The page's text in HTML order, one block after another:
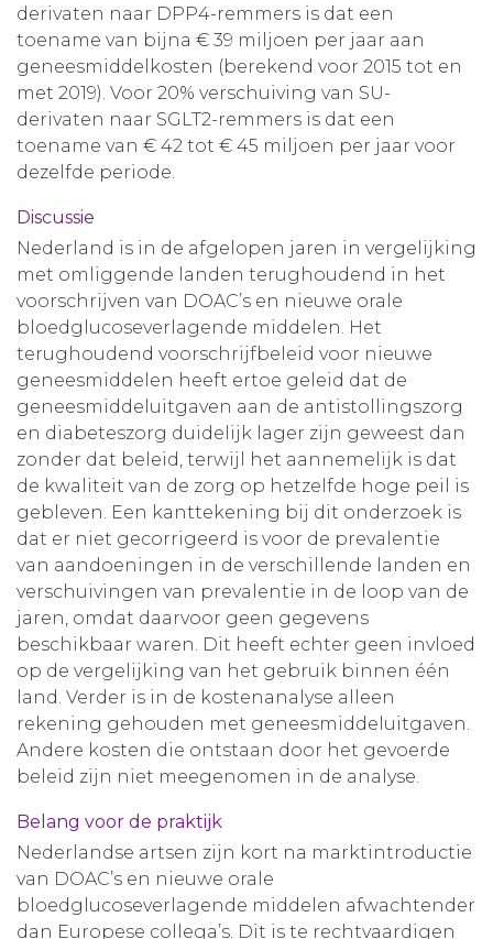
derivaten naar DPP4-remmers is dat een
toename van bijna € 39 miljoen per jaar aan
geneesmiddelkosten (berekend voor 2015 tot en
met 2019). Voor 20% verschuiving van SU-
derivaten naar SGLT2-remmers is dat een
toename van € 42 tot € 45 miljoen per jaar voor
dezelfde periode.
Discussie
Nederland is in de afgelopen jaren in vergelijking
met omliggende landen terughoudend in het
voorschrijven van DOAC’s en nieuwe orale
bloedglucoseverlagende middelen. Het
terughoudend voorschrijfbeleid voor nieuwe
geneesmiddelen heeft ertoe geleid dat de
geneesmiddeluitgaven aan de antistollingszorg
en diabeteszorg duidelijk lager zijn geweest dan
zonder dat beleid, terwijl het aannemelijk is dat
de kwaliteit van de zorg op hetzelfde hoge peil is
gebleven. Een kanttekening bij dit onderzoek is
dat er niet gecorrigeerd is voor de prevalentie
van aandoeningen in de verschillende landen en
verschuivingen van prevalentie in de loop van de
jaren, omdat daarvoor geen gegevens
beschikbaar waren. Dit heeft echter geen invloed
op de vergelijking van het gebruik binnen één
land. Verder is in de kostenanalyse alleen
rekening gehouden met geneesmiddeluitgaven.
Andere kosten die ontstaan door het gevoerde
beleid zijn niet meegenomen in de analyse.
Belang voor de praktijk
Nederlandse artsen zijn kort na marktintroductie
van DOAC’s en nieuwe orale
bloedglucoseverlagende middelen afwachtender
dan Europese collega’s. Dit is te rechtvaardigen